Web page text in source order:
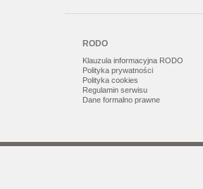
RODO
Klauzula informacyjna RODO
Polityka prywatności
Polityka cookies
Regulamin serwisu
Dane formalno prawne